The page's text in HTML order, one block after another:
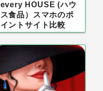
every HOUSE (ハウ
ス食品）スマホのポ
イントサイト比較